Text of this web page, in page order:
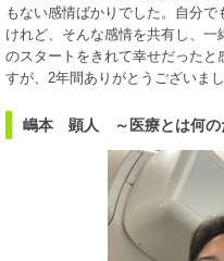
もない感情ばかりでした。自分
けれど、そんな感情を共有し、
のスタートをきれて幸せだったと
すが、2年間ありがとうございまし
嶋本 顕人 ～医療とは何の